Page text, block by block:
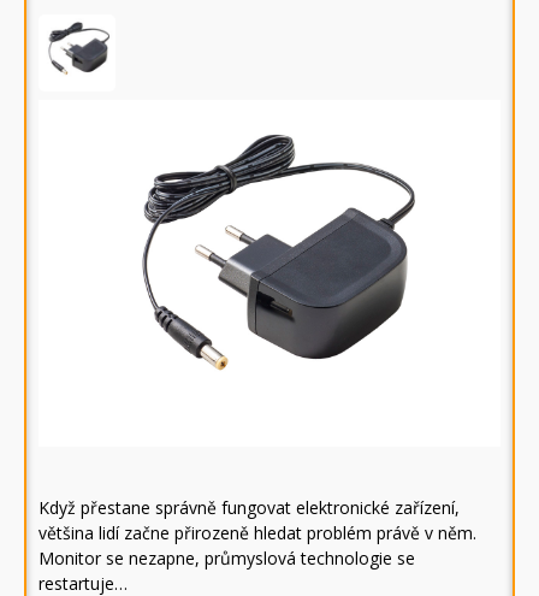
Když přestane správně fungovat elektronické zařízení,
většina lidí začne přirozeně hledat problém právě v něm.
Monitor se nezapne, průmyslová technologie se
restartuje…